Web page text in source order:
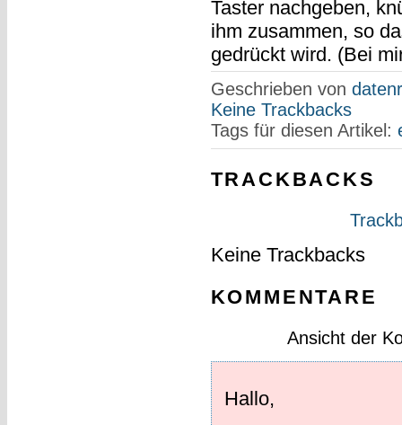
Taster nachgeben,
ihm zusammen, so
gedrückt wird. (Bei
Geschrieben von
Keine Trackbacks
Tags für diesen Artikel:
TRACKBACKS
Keine Trackbacks
KOMMENTARE
Ansicht der
Hallo,